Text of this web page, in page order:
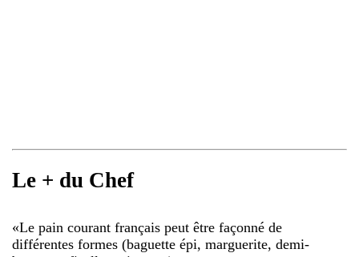
Le + du Chef
«Le pain courant français peut être façonné de
différentes formes (baguette épi, marguerite, demi-